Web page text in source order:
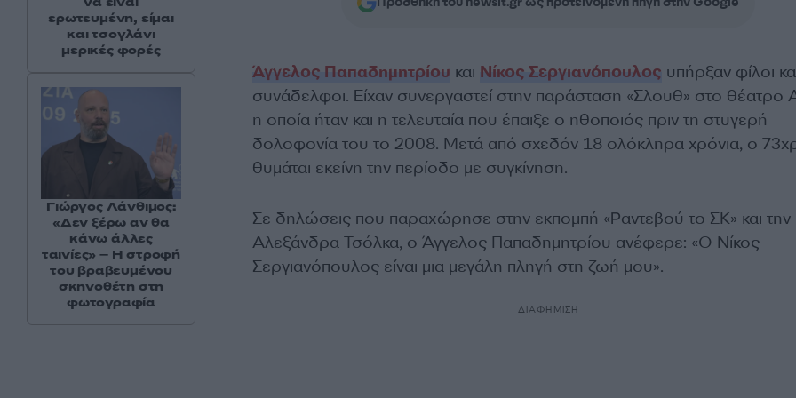
Άγγελος Παπαδημητρίου και Νίκος Σεργιανόπουλος υπήρξαν φίλοι
συνάδελφοι. Είχαν συνεργαστεί στην παράσταση «Σλουθ» στο θέατρο
η οποία ήταν και η τελευταία που έπαιξε ο ηθοποιός πριν τη στυγερή
δολοφονία του το 2008. Μετά από σχεδόν 18 ολόκληρα χρόνια, ο
θυμάται εκείνη την περίοδο με συγκίνηση.
Σε δηλώσεις που παραχώρησε στην εκπομπή «Ραντεβού το ΣΚ» και την
Αλεξάνδρα Τσόλκα, ο Άγγελος Παπαδημητρίου ανέφερε: «Ο Νίκος
Σεργιανόπουλος είναι μια μεγάλη πληγή στη ζωή μου».
ΔΙΑΦΗΜΙΣΗ
ερωτευμένη, είμαι
και τσογλάνι
μερικές φορές
Γιώργος Λάνθιμος:
«Δεν ξέρω αν θα
κάνω άλλες
ταινίες» – Η στροφή
του βραβευμένου
σκηνοθέτη στη
φωτογραφία